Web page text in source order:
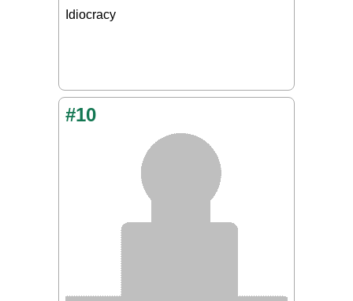
Idiocracy
#10